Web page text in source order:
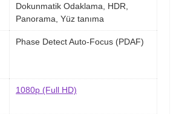
Dokunmatik Odaklama, HDR,
Panorama, Yüz tanıma
Phase Detect Auto-Focus (PDAF)
1080p (Full HD)